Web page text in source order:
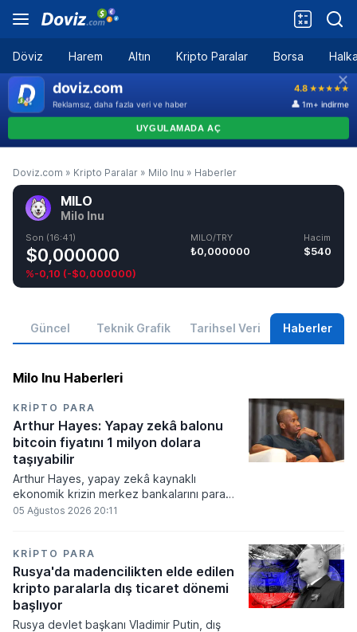
Döviz Harem Altın Kripto Paralar Borsa
Doviz.com » Kripto Paralar » Milo Inu » Haberler
MILO
Milo Inu
Son (16:41)
$0,000000
%-0,10 (-$0,000000)
MILO/TRY
₺0,000000
Hacim
$540
Güncel Teknik Grafik Tarihsel Veri Haberler
Milo Inu Haberleri
KRIPTO PARA
Arthur Hayes: Yapay zekâ balonu
bitcoin fiyatını 1 milyon dolara
taşıyabilir
Arthur Hayes, yapay zekâ kaynaklı
ekonomik krizin merkez bankalarını para
basmaya zorlayacağını ve bu durumun
kayıplarının tetikleyeceği kredi krizinin
küresel likidite artışına yol açacağını belirtti
ve bitcoinin bu süreçte en hızlı tepki veren
varlık olacağı vurguladı.
05 Ağustos 2026 20:11
KRIPTO PARA
Rusya'da madencilikten elde edilen
kripto paralarla dış ticaret dönemi
başlıyor
Rusya devlet başkanı Vladimir Putin, dış